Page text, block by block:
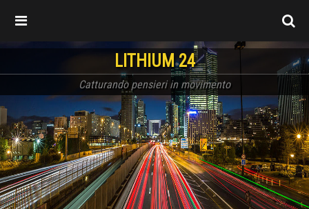
LITHIUM 24
Catturando pensieri in movimento